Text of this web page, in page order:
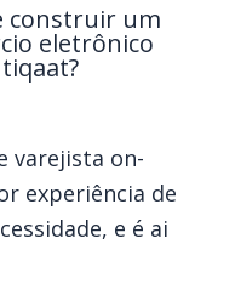
construir um
eletrônico
varejista on-
experiência de
e é ai